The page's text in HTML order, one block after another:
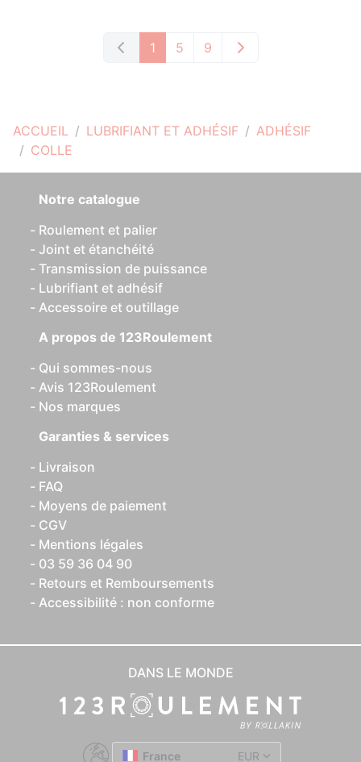
ACCUEIL LUBRIFIANT ET ADHÉSIF
ADHÉSIF
COLLE
1 5 9
Notre catalogue
Roulement et palier
Joint et étanchéité
Transmission de puissance
Lubrifiant et adhésif
Accessoire et outillage
A propos de 123Roulement
Qui sommes-nous
Avis 123Roulement
Nos marques
Garanties & services
Livraison
FAQ
Moyens de paiement
CGV
Mentions légales
03 59 36 04 90
Retours et Remboursements
Accessibilité : non conforme
DANS LE MONDE
France EUR